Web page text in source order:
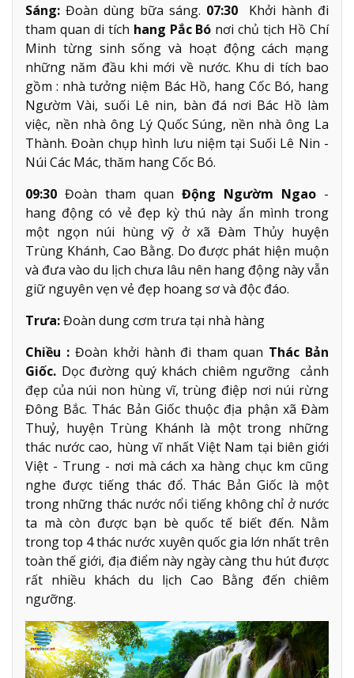
Sáng: Đoàn dùng bữa sáng. 07:30 Khởi hành đi
tham quan di tích hang Pắc Bó nơi chủ tịch Hồ Chí
Minh từng sinh sống và hoạt động cách mạng
những năm đầu khi mới về nước. Khu di tích bao
gồm : nhà tưởng niệm Bác Hồ, hang Cốc Bó, hang
Ngườm Vài, suối Lê nin, bàn đá nơi Bác Hồ làm
việc, nền nhà ông Lý Quốc Súng, nền nhà ông La
Thành. Đoàn chụp hình lưu niệm tại Suối Lê Nin -
Núi Các Mác, thăm hang Cốc Bó.
09:30 Đoàn tham quan Động Ngườm Ngao -
hang động có vẻ đẹp kỳ thú này ẩn mình trong
một ngọn núi hùng vỹ ở xã Đàm Thủy huyện
Trùng Khánh, Cao Bằng. Do được phát hiện muộn
và đưa vào du lịch chưa lâu nên hang động này vẫn
giữ nguyên vẹn vẻ đẹp hoang sơ và độc đáo.
Trưa:Đoàn dung cơm trưa tại nhà hàng
Chiều :Đoàn khởi hành đi tham quan Thác Bản
Giốc. Dọc đường quý khách chiêm ngưỡng cảnh
đẹp của núi non hùng vĩ, trùng điệp nơi núi rừng
Đông Bắc. Thác Bản Giốc thuộc địa phận xã Đàm
Thuỷ, huyện Trùng Khánh là một trong những
thác nước cao, hùng vĩ nhất Việt Nam tại biên giới
Việt - Trung - nơi mà cách xa hàng chục km cũng
nghe được tiếng thác đổ. Thác Bản Giốc là một
trong những thác nước nổi tiếng không chỉ ở nước
ta mà còn được bạn bè quốc tế biết đến. Nằm
trong top 4 thác nước xuyên quốc gia lớn nhất trên
toàn thế giới, địa điểm này ngày càng thu hút được
rất nhiều khách du lịch Cao Bằng đến chiêm
ngưỡng.